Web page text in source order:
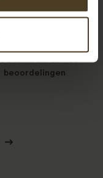
een: 9 uit de 930
beoordelingen